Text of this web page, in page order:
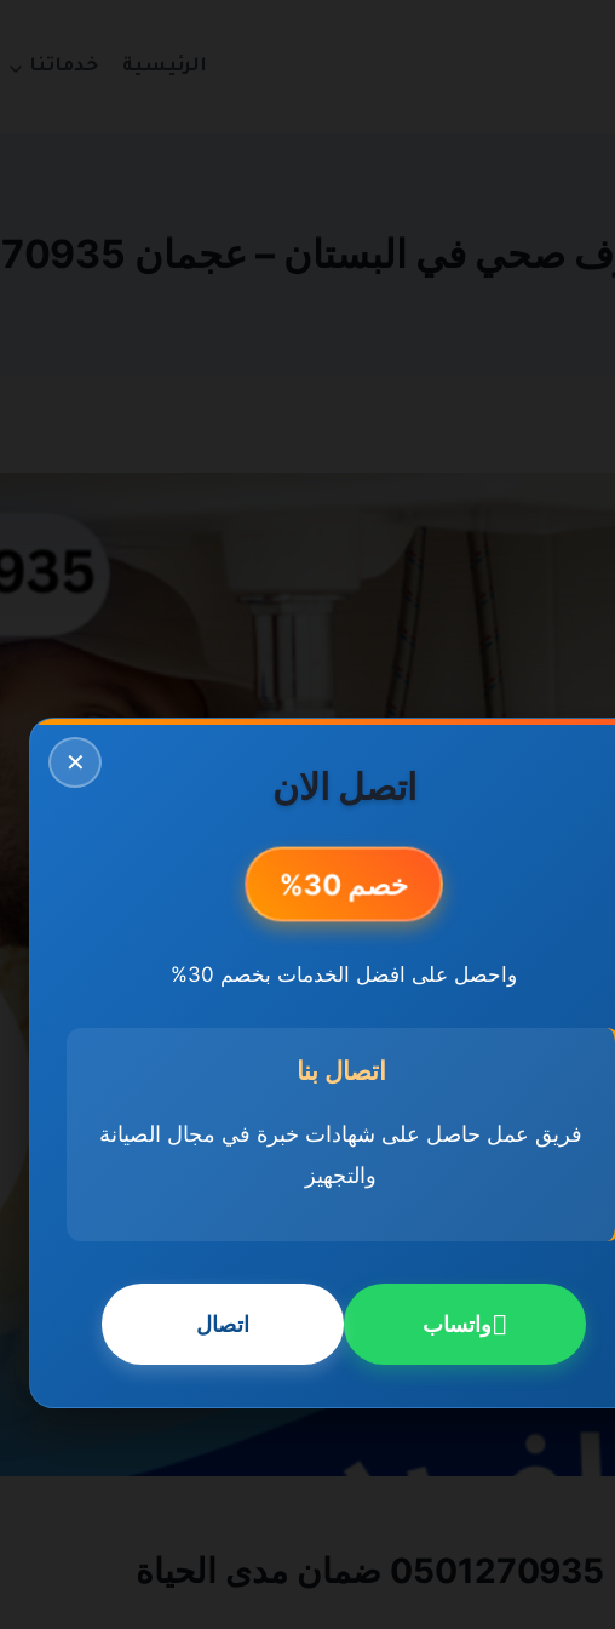
الرئيسية خدماتنا
في البستان – عجمان 0501270935
✕
اتصل الان
خصم 30%
واحصل على افضل الخدمات بخصم 30%
اتصال بنا
فريق عمل حاصل على شهادات خبرة في مجال الصيانة
والتجهيز
واتساب اتصال